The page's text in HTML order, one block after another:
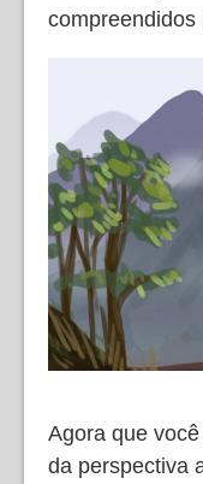
compreendidos
Agora que
da perspectiva